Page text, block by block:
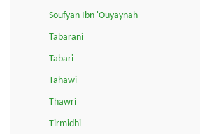
Soufyan Ibn 'Ouyaynah
Tabarani
Tabari
Tahawi
Thawri
Tirmidhi